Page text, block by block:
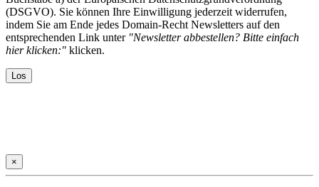
(DSGVO). Sie können Ihre Einwilligung jederzeit widerrufen,
indem Sie am Ende jedes Domain-Recht Newsletters auf den
entsprechenden Link unter "Newsletter abbestellen? Bitte einfach
hier klicken:" klicken.
×